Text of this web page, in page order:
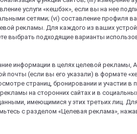
услуги «кешбэк», если вы на нее
сетями; (vi) составление профиля
рекламы. Для каждого из ваших
выбрать подходящие варианты
информации в целях целевой рекламы,
почты (если вы его указали) в формате
страниц, бронировании и участии в
на сторонних сайтах и в
имеющимися у этих третьих лиц.
с разделом «Целевая реклама»,